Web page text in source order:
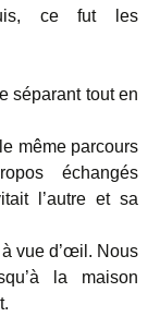
ce fut les
séparant tout en
même parcours
échangés
l’autre et sa
vue d’œil. Nous
la maison